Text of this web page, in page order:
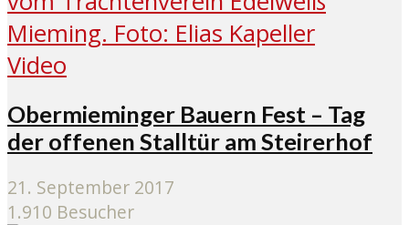
Video
Obermieminger Bauern Fest – Tag
der offenen Stalltür am Steirerhof
21. September 2017
1.910 Besucher